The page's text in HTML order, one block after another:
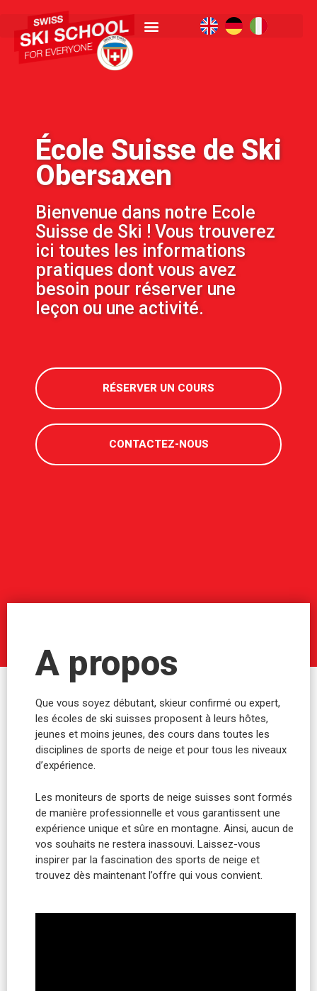
École Suisse de Ski
Obersaxen
Bienvenue dans notre Ecole
Suisse de Ski ! Vous trouverez
ici toutes les informations
pratiques dont vous avez
besoin pour réserver une
leçon ou une activité.
RÉSERVER UN COURS
CONTACTEZ-NOUS
A propos
Que vous soyez débutant, skieur confirmé ou expert,
les écoles de ski suisses proposent à leurs hôtes,
jeunes et moins jeunes, des cours dans toutes les
disciplines de sports de neige et pour tous les niveaux
d’expérience.
Les moniteurs de sports de neige suisses sont formés
de manière professionnelle et vous garantissent une
expérience unique et sûre en montagne. Ainsi, aucun de
vos souhaits ne restera inassouvi. Laissez-vous
inspirer par la fascination des sports de neige et
trouvez dès maintenant l’offre qui vous convient.